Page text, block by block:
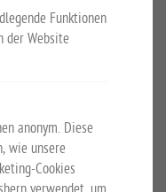
bis Punktstrahl im
Qualität und ist
Metallteile sind
gegen Korrosion
mit Schrauben und
Funktionen
der Website
anonym. Diese
wie unsere
Cookies